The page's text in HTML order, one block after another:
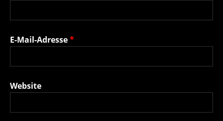
E-Mail-Adresse*
Website